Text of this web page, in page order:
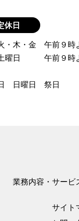
休日
・木・金 午前９時
９時より
曜日 祭日
業務内容・サービ
サイト